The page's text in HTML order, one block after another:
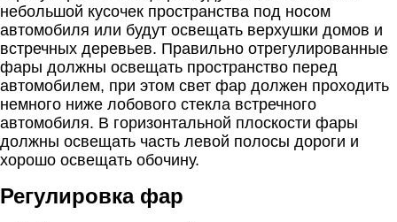
небольшой кусочек пространства под носом
автомобиля или будут освещать верхушки домов и
встречных деревьев. Правильно отрегулированные
фары должны освещать пространство перед
автомобилем, при этом свет фар должен проходить
немного ниже лобового стекла встречного
автомобиля. В горизонтальной плоскости фары
должны освещать часть левой полосы дороги и
хорошо освещать обочину.
Регулировка фар